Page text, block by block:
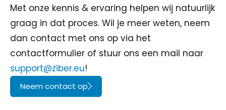
Met onze kennis & ervaring helpen wij natuurlijk
graag in dat proces. Wil je meer weten, neem
dan contact met ons op via het
contactformulier of stuur ons een mail naar
support@ziber.eu!
Neem contact op